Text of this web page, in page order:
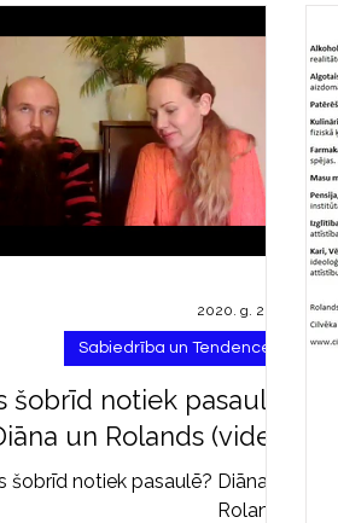
šobrīd notiek pasaulē?
un Rolands (video)
šobrīd notiek pasaulē? Diāna un
Rolands:
Sabiedrība un Tendences
2020. g. 2. apr.